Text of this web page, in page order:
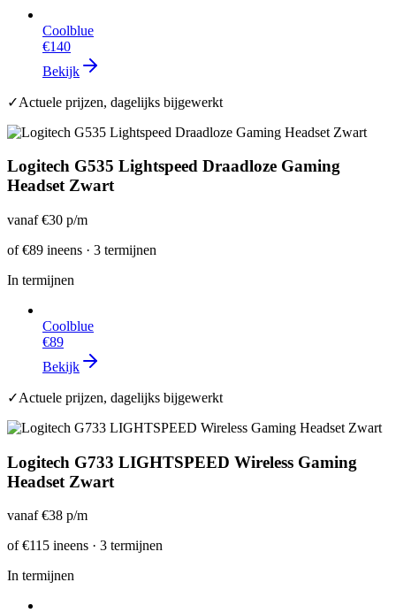
Coolblue
€140
Bekijk
✓Actuele prijzen, dagelijks bijgewerkt
Logitech G535 Lightspeed Draadloze Gaming
Headset Zwart
vanaf€30 p/m
of€89 ineens · 3 termijnen
In termijnen
Coolblue
€89
Bekijk
✓Actuele prijzen, dagelijks bijgewerkt
Logitech G733 LIGHTSPEED Wireless Gaming
Headset Zwart
vanaf€38 p/m
of€115 ineens · 3 termijnen
In termijnen